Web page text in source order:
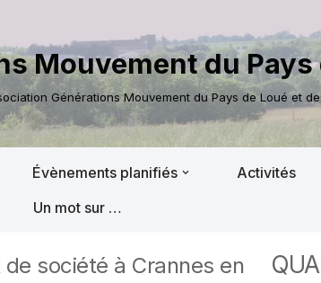
Mouvement du Pays
Générations Mouvement du Pays de Loué et
Évènements planifiés Activités
Un mot sur …
société à Crannes en